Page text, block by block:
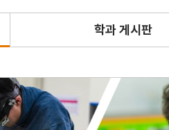
학과 게시판